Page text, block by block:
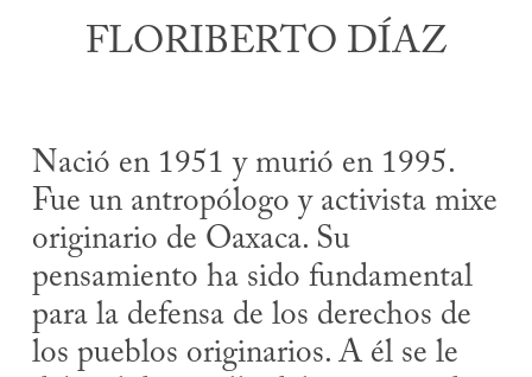
FLORIBERTO DÍAZ
Nació en 1951 y murió en 1995.
Fue un antropólogo y activista mixe
originario de Oaxaca. Su
pensamiento ha sido fundamental
para la defensa de los derechos de
los pueblos originarios. A él se le